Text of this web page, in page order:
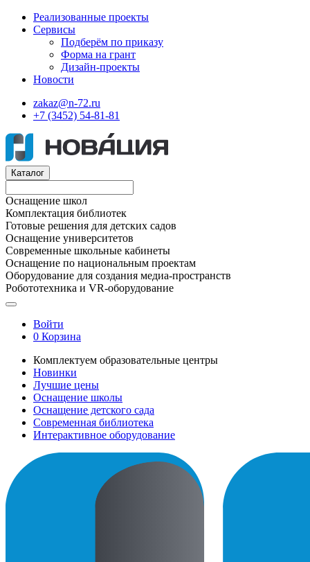
Реализованные проекты
Сервисы
Подберём по приказу
Форма на грант
Дизайн-проекты
Новости
zakaz@n-72.ru
+7 (3452) 54-81-81
Каталог
Оснащение школ
Комплектация библиотек
Готовые решения для детских садов
Оснащение университетов
Современные школьные кабинеты
Оснащение по национальным проектам
Оборудование для создания медиа-пространств
Робототехника и VR-оборудование
Войти
0 Корзина
Комплектуем образовательные центры
Новинки
Лучшие цены
Оснащение школы
Оснащение детского сада
Современная библиотека
Интерактивное оборудование